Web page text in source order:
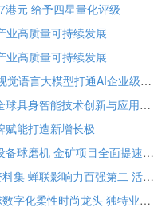
港元 给予四星量化评级
业高质量可持续发展
业高质量可持续发展
极视角：对标Open AI DeployCo，以视觉语言大模型打通AI企业级落地“最后一公里”
腾讯云联合沙利文正式发布《2026年全球具身智能技术创新与应用白皮书》
赋能打造新增长极
罕王黄金选定Mt Bundy金矿项目核心设备球磨机 金矿项目全面提速
时尚生活方式巨头SHEIN上传聆讯后资料集 蝉联影响力百强第二 活跃顾客达2.73亿
希音向联交所上传聆讯后资料集：全球数字化柔性时尚龙头 独特业务模式构筑坚固护城河